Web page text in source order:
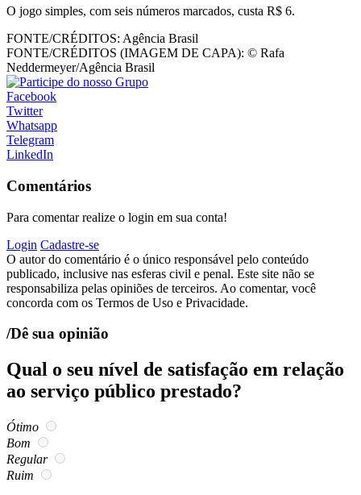
O jogo simples, com seis números marcados, custa R$ 6.
FONTE/CRÉDITOS: Agência Brasil
FONTE/CRÉDITOS (IMAGEM DE CAPA): © Rafa
Neddermeyer/Agência Brasil
Facebook
Twitter
Whatsapp
Telegram
LinkedIn
Comentários
Para comentar realize o login em sua conta!
Login Cadastre-se
O autor do comentário é o único responsável pelo conteúdo
publicado, inclusive nas esferas civil e penal. Este site não se
responsabiliza pelas opiniões de terceiros. Ao comentar, você
concorda com os Termos de Uso e Privacidade.
/Dê sua opinião
Qual o seu nível de satisfação em relação
ao serviço público prestado?
Ótimo
Bom
Regular
Ruim